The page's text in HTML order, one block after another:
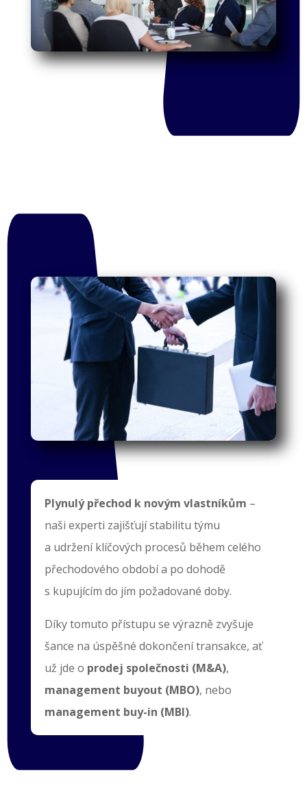
Plynulý přechod k novým vlastníkům –
naši experti zajišťují stabilitu týmu
a udržení klíčových procesů během celého
přechodového období a po dohodě
s kupujícím do jím požadované doby.
Díky tomuto přístupu se výrazně zvyšuje
šance na úspěšné dokončení transakce, ať
už jde o prodej společnosti (M&A),
management buyout (MBO), nebo
management buy-in (MBI).